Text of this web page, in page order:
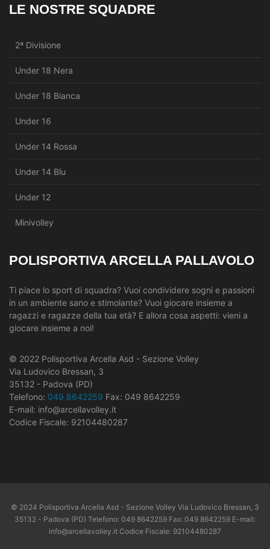
LE NOSTRE SQUADRE
2ª Divisione
Under 18 Nera
Under 18 Bianca
Under 16
Under 14 Rossa
Under 14 Blu
Under 12
Minivolley
POLISPORTIVA ARCELLA PALLAVOLO
Ti piace lo sport di squadra? Vuoi condividere sogni e passioni
in un ambiente sano e stimolante? Vuoi giocare insieme a
ragazzi e ragazze della tua età? E allora cosa aspetti: vieni a
giocare insieme a noi!
© 2022 Polisportiva Arcella Asd - Sezione Volley
Via Ludovico Bressan, 3
35132 - Padova (PD)
Telefono: 049 8642259 Fax: 049 8642259
E-mail: info@arcellavolley.it
Codice Fiscale: 92104480287
© 2024 Polisportiva Arcella Asd - Sezione Volley Via Ludovico Bressan, 3
35132 - Padova (PD) Telefono: 049 8642259 Fax: 049 8642259 E-mail:
info@arcellavolley.it Codice Fiscale: 92104480287